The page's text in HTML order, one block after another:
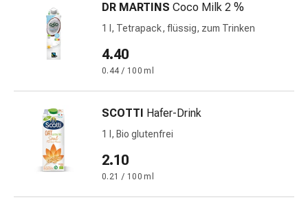
Sonnenbrand
Verbandwechsel-
Wundauflagen
Wundsprays
Wundverschlussstreifen
kleber
Ziehsalbe
Tupfer
DR MARTINS Coco Milk 2 %
1 l, Tetrapack, flüssig, zum Trinken
4.40
0.44 / 100 ml
SCOTTI Hafer-Drink
1 l, Bio glutenfrei
2.10
0.21 / 100 ml